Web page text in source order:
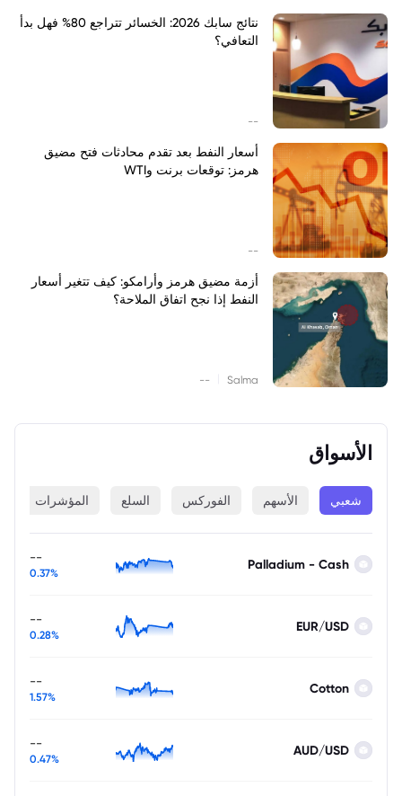
نتائج سابك 2026: الخسائر تتراجع 80% فهل بدأ
التعافي؟
--
أسعار النفط بعد تقدم محادثات فتح مضيق
هرمز: توقعات برنت وWTI
--
أزمة مضيق هرمز وأرامكو: كيف تتغير أسعار
النفط إذا نجح اتفاق الملاحة؟
Salma
--
الأسواق
شعبي الأسهم الفوركس السلع المؤشرات
Palladium - Cash
--
0.37%
EUR/USD
--
0.28%
Cotton
--
1.57%
AUD/USD
--
0.47%